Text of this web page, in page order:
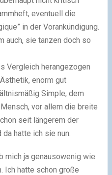
eventuell die
in der Vorankündigung.
auch, sie tanzen doch so
Vergleich herangezogen
enorm gut
Simple, dem
vor allem die breite
seit längerem der
hatte ich sie nun.
mich ja genausowenig wie
Ich hatte schon große